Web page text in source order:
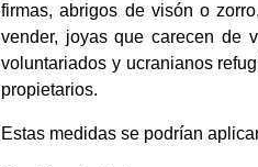
firmas, abrigos de visón o
vender, joyas que carecen de
voluntariados y ucranianos
propietarios.
Estas medidas se podrían